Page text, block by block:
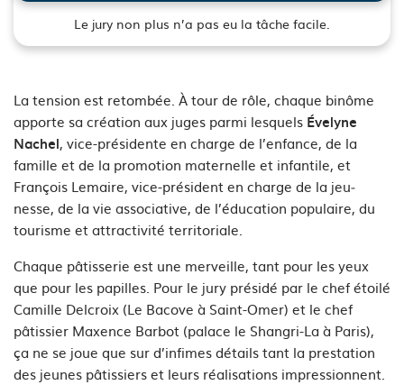
Le jury non plus n’a pas eu la tâche facile.
La tension est retombée. À tour de rôle, chaque binôme
apporte sa création aux juges parmi lesquels Évelyne
Nachel, vice-présidente en charge de l’en­fance, de la
famille et de la promo­tion maternelle et infantile, et
François Lemaire, vice-président en charge de la jeu­
nesse, de la vie associative, de l’édu­cation populaire, du
tourisme et attractivité territoriale.
Chaque pâtisserie est une merveille, tant pour les yeux
que pour les papilles. Pour le jury présidé par le chef étoilé
Camille Delcroix (Le Bacove à Saint-Omer) et le chef
pâtissier Maxence Barbot (palace le Shangri-La à Paris),
ça ne se joue que sur d’infimes détails tant la prestation
des jeunes pâtissiers et leurs réalisations impressionnent.